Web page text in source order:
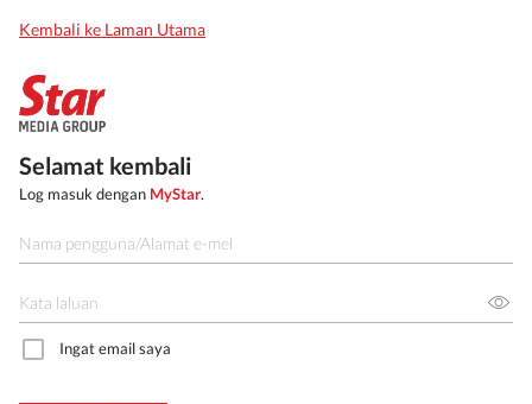
Kembali ke Laman Utama
Selamat kembali
Log masuk dengan MyStar.
Ingat email saya